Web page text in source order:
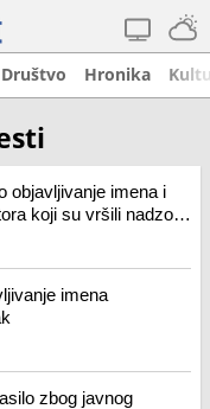
Društvo Hronika
objavljivanje imena i
koji su vršili nadzor
imena
zbog javnog